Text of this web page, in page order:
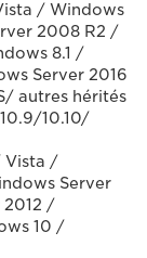
/ Windows
2008 R2 /
8.1 /
Server 2016
autres hérités
10.10/
Vista /
Server
2012 /
10 /